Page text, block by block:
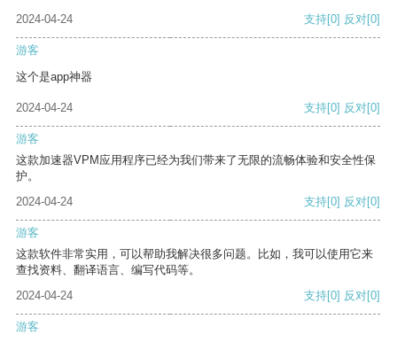
2024-04-24 支持[0] 反对[0]
游客
这个是app神器
2024-04-24 支持[0] 反对[0]
游客
这款加速器VPM应用程序已经为我们带来了无限的流畅体验和安全性保
护。
2024-04-24
支持[0] 反对[0]
游客
这款软件非常实用，可以帮助我解决很多问题。比如，我可以使用它来
查找资料、翻译语言、编写代码等。
2024-04-24
支持[0] 反对[0]
游客